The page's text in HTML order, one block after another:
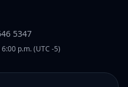
5347
p.m. (UTC -5)